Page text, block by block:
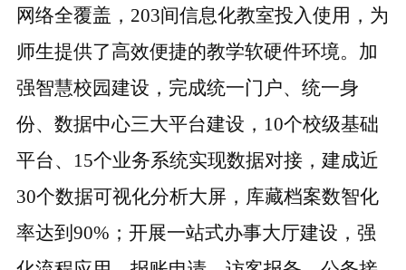
网络全覆盖， 203间信息化教室投入使用，为
师生提供了高效便捷的教学软硬件环境。加
强智慧校园建设，完成统一门户、统一身
份、数据中心三大平台建设，10个校级基础
平台、15个业务系统实现数据对接，建成近
30个数据可视化分析大屏，库藏档案数智化
率达到 90%；开展一站式办事大厅建设，强